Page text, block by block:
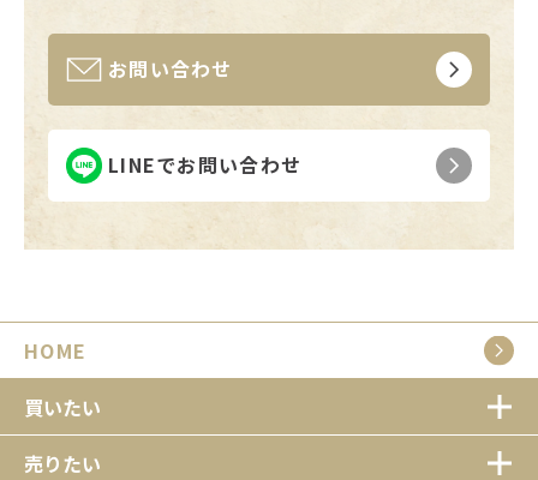
お問い合わせ
LINEでお問い合わせ
HOME
買いたい
売りたい